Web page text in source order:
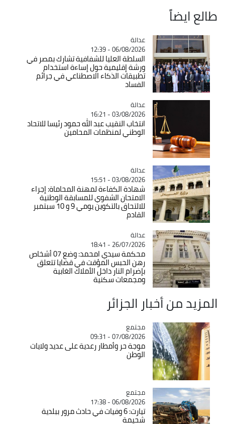
طالع ايضاً
Catégorie
عدالة
06/08/2026 - 12:39
السلطة العليا للشفافية تشارك بمصر في
ورشة إقليمية حول إساءة استخدام
تطبيقات الذكاء الاصطناعي في جرائم
الفساد
Catégorie
عدالة
03/08/2026 - 16:21
انتخاب النقيب عبد الله حمود رئيسا للاتحاد
الوطني لمنظمات المحامين
Catégorie
عدالة
03/08/2026 - 15:51
شهادة الكفاءة لمهنة المحاماة: إجراء
الامتحان الشفوي للمسابقة الوطنية
للالتحاق بالتكوين يومي 9 و 10 سبتمبر
القادم
Catégorie
عدالة
26/07/2026 - 18:41
محكمة سيدي امحمد: وضع 07 أشخاص
رهن الحبس المؤقت في قضايا تتعلق
بإضرام النار داخل الأملاك الغابية
ومجمعات سكنية
المزيد من أخبار الجزائر
Catégorie
مجتمع
07/08/2026 - 09:31
موجة حر وأمطار رعدية على عديد ولايات
الوطن
Catégorie
مجتمع
06/08/2026 - 17:38
تيارت: 6 وفيات في حادث مرور ببلدية
شحيمة